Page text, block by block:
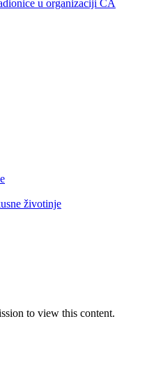
u organizaciji CA
životinje
to view this content.